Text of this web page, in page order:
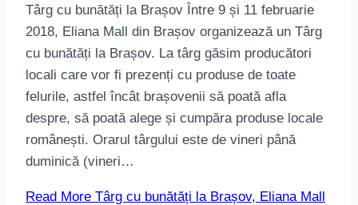
Târg cu bunătăți la Brașov Între 9 și 11 februarie
2018, Eliana Mall din Brașov organizează un Târg
cu bunătăți la Brașov. La târg găsim producători
locali care vor fi prezenți cu produse de toate
felurile, astfel încât brașovenii să poată afla
despre, să poată alege și cumpăra produse locale
românești. Orarul târgului este de vineri până
duminică (vineri…
Read More Târg cu bunătăți la Brașov, Eliana Mall